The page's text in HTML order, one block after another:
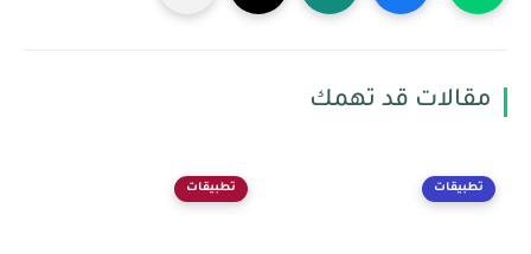
مقالات قد تهمك
تطبيقات تطبيقات